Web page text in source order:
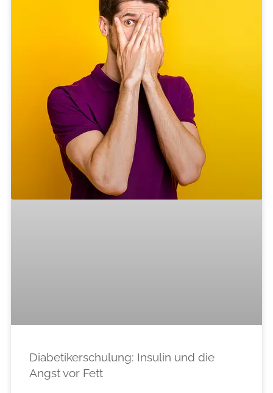
Diabetikerschulung: Insulin und die
Angst vor Fett